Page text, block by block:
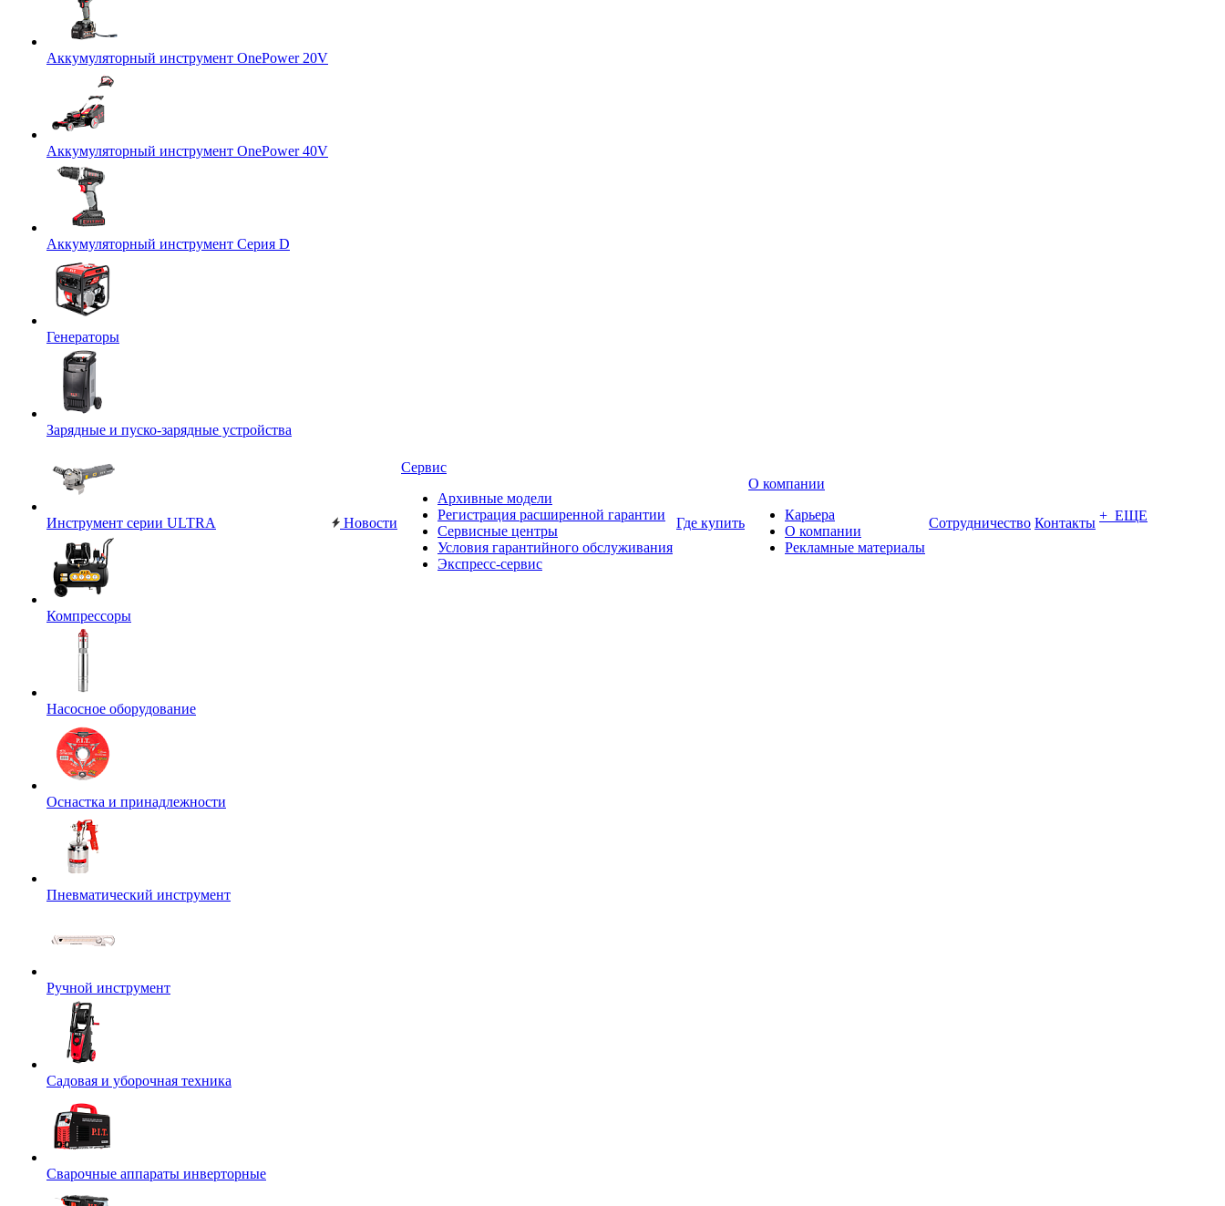
Аккумуляторный инструмент OnePower 20V
Аккумуляторный инструмент OnePower 40V
Аккумуляторный инструмент Серия D
Генераторы
Зарядные и пуско-зарядные устройства
Инструмент серии ULTRA
Компрессоры
Насосное оборудование
Оснастка и принадлежности
Пневматический инструмент
Ручной инструмент
Садовая и уборочная техника
Сварочные аппараты инверторные
Новости
Сервис
Архивные модели
Регистрация расширенной гарантии
Сервисные центры
Условия гарантийного обслуживания
Экспресс-сервис
Где купить
О компании
Карьера
О компании
Рекламные материалы
Сотрудничество Контакты + ЕЩЕ